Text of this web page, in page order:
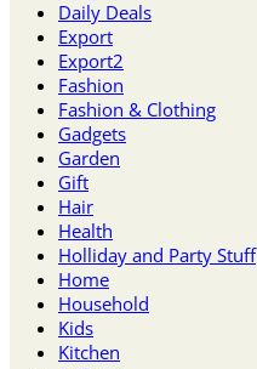
Daily Deals
Export
Export2
Fashion
Fashion & Clothing
Gadgets
Garden
Gift
Hair
Health
Holliday and Party Stuff
Home
Household
Kids
Kitchen